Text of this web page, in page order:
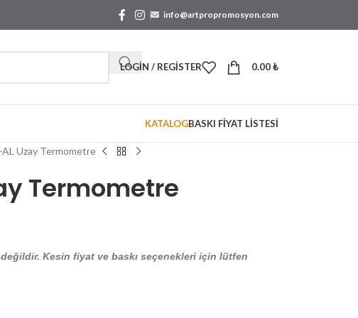
info@artpropromosyon.com
LOGIN / REGISTER 0.00₺
KATALOGBASKI FİYAT LİSTESİ
Uzay Termometre
Termometre
değildir. Kesin fiyat ve baskı seçenekleri için lütfen